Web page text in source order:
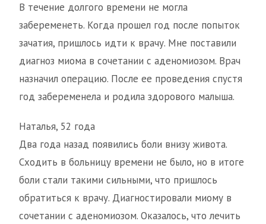
В течение долгого времени не могла
забеременеть. Когда прошел год после попыток
зачатия, пришлось идти к врачу. Мне поставили
диагноз миома в сочетании с аденомиозом. Врач
назначил операцию. После ее проведения спустя
год забеременела и родила здорового малыша.
Наталья, 52 года
Два года назад появились боли внизу живота.
Сходить в больницу времени не было, но в итоге
боли стали такими сильными, что пришлось
обратиться к врачу. Диагностировали миому в
сочетании с аденомиозом. Оказалось, что лечить